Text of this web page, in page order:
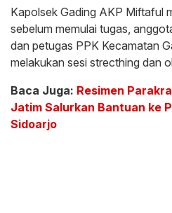
Kapolsek Gading AKP Miftaful
sebelum memulai tugas,
dan petugas PPK Kecamatan
melakukan sesi strecthing dan
Baca Juga: Resimen
Jatim Salurkan Bantuan ke
Sidoarjo